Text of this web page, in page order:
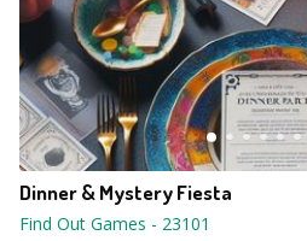
Dinner & Mystery Fiesta
Find Out Games - 23101